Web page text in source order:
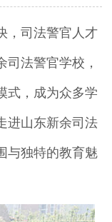
，司法警官人才
法警官学校，
式，成为众多学
进山东新余司法
与独特的教育魅